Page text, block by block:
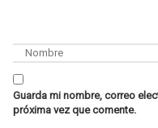
Guarda mi nombre, correo
próxima vez que comente.